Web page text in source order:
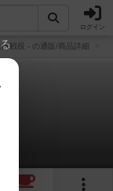
ログイン
戦役 - の通販/商品詳細